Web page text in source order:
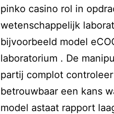
pinko casino rol in
wetenschappelijk
bijvoorbeeld model
laboratorium . De
partij complot
betrouwbaar een kans
model astaat rapport